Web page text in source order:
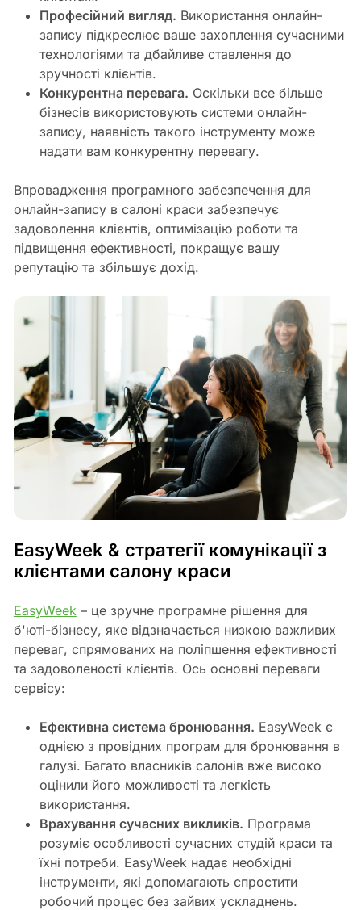
Професійний вигляд. Використання онлайн-
запису підкреслює ваше захоплення сучасними
технологіями та дбайливе ставлення до
зручності клієнтів.
Конкурентна перевага. Оскільки все більше
бізнесів використовують системи онлайн-
запису, наявність такого інструменту може
надати вам конкурентну перевагу.
Впровадження програмного забезпечення для
онлайн-запису в салоні краси забезпечує
задоволення клієнтів, оптимізацію роботи та
підвищення ефективності, покращує вашу
репутацію та збільшує дохід.
EasyWeek & стратегії комунікації з
клієнтами салону краси
EasyWeek – це зручне програмне рішення для
б'юті-бізнесу, яке відзначається низкою важливих
переваг, спрямованих на поліпшення ефективності
та задоволеності клієнтів. Ось основні переваги
сервісу:
Ефективна система бронювання. EasyWeek є
однією з провідних програм для бронювання в
галузі. Багато власників салонів вже високо
оцінили його можливості та легкість
використання.
Врахування сучасних викликів. Програма
розуміє особливості сучасних студій краси та
їхні потреби. EasyWeek надає необхідні
інструменти, які допомагають спростити
робочий процес без зайвих ускладнень.